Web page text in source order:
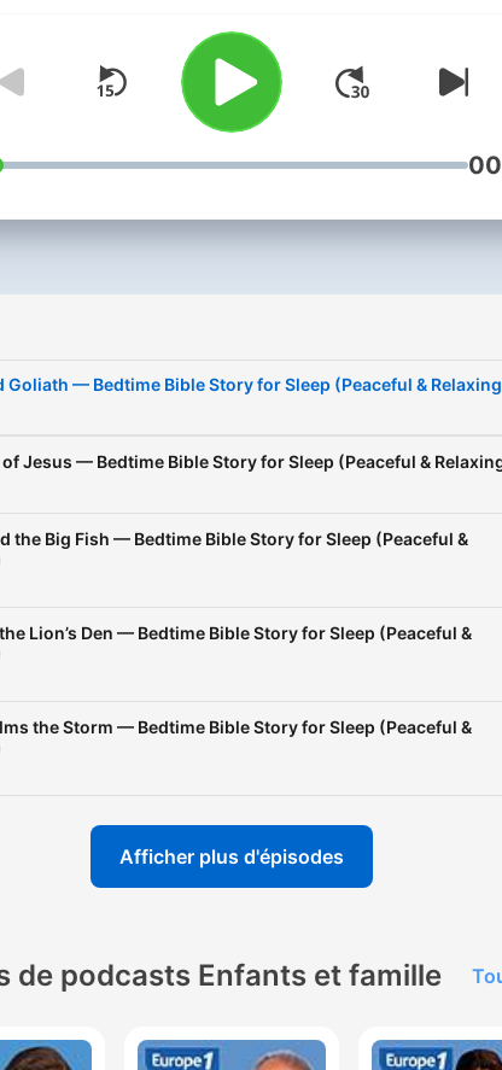
calming music to help you
down, reflect, and rest in
presence. Perfect for
prayer, or quiet moments,
children and adults alike.
your night—reminding you
alone. 🌙
Goliath — Bedtime Bible Story for Sleep (Peaceful &
Jesus — Bedtime Bible Story for Sleep (Peaceful &
the Big Fish — Bedtime Bible Story for Sleep (Peaceful &
Lion’s Den — Bedtime Bible Story for Sleep (Peaceful &
the Storm — Bedtime Bible Story for Sleep (Peaceful &
Afficher plus d'épisodes
de podcasts Enfants et famille